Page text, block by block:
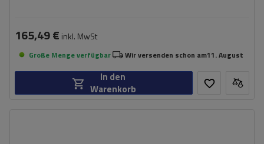
165,49 € inkl. MwSt
Große Menge verfügbar Wir versenden schon am11. August
In den
Warenkorb